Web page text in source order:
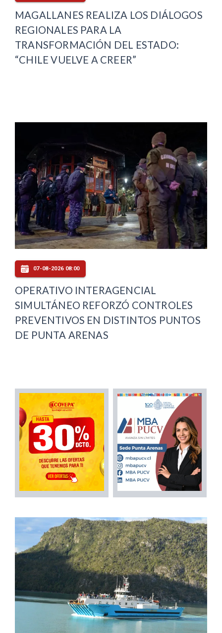
MAGALLANES REALIZA LOS DIÁLOGOS
REGIONALES PARA LA
TRANSFORMACIÓN DEL ESTADO:
“CHILE VUELVE A CREER”
07-08-2026 08:00
OPERATIVO INTERAGENCIAL
SIMULTÁNEO REFORZÓ CONTROLES
PREVENTIVOS EN DISTINTOS PUNTOS
DE PUNTA ARENAS